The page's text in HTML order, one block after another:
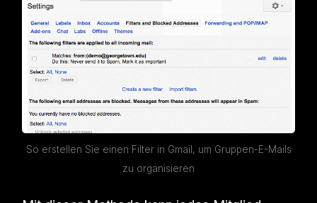
So erstellen Sie einen Filter in Gmail, um Gruppen-E-Mails
zu organisieren